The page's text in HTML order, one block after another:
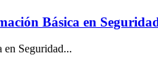
Básica en
en Seguridad...